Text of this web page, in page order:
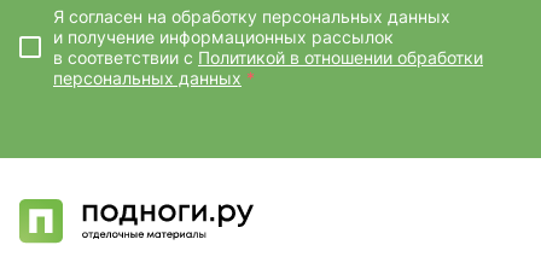
Я согласен на обработку персональных данных
и получение информационных рассылок
в соответствии с Политикой в отношении обработки
персональных данных *